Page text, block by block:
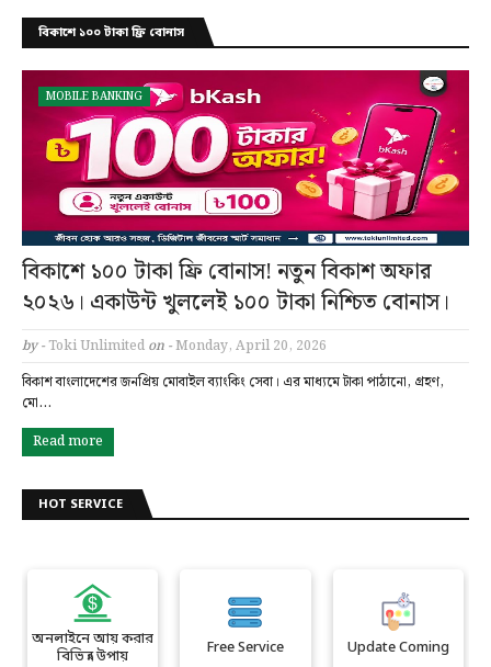
বিকাশে ১০০ টাকা ফ্রি বোনাস
MOBILE BANKING
বিকাশে ১০০ টাকা ফ্রি বোনাস! নতুন বিকাশ অফার
২০২৬। একাউন্ট খুললেই ১০০ টাকা নিশ্চিত বোনাস।
by - Toki Unlimited on -Monday, April 20, 2026
বিকাশ বাংলাদেশের জনপ্রিয় মোবাইল ব্যাংকিং সেবা। এর মাধ্যমে টাকা পাঠানো, গ্রহণ,
মো…
Read more
HOT SERVICE
অনলাইনে আয় করার
বিভিন্ন উপায়
Free Service Update Coming